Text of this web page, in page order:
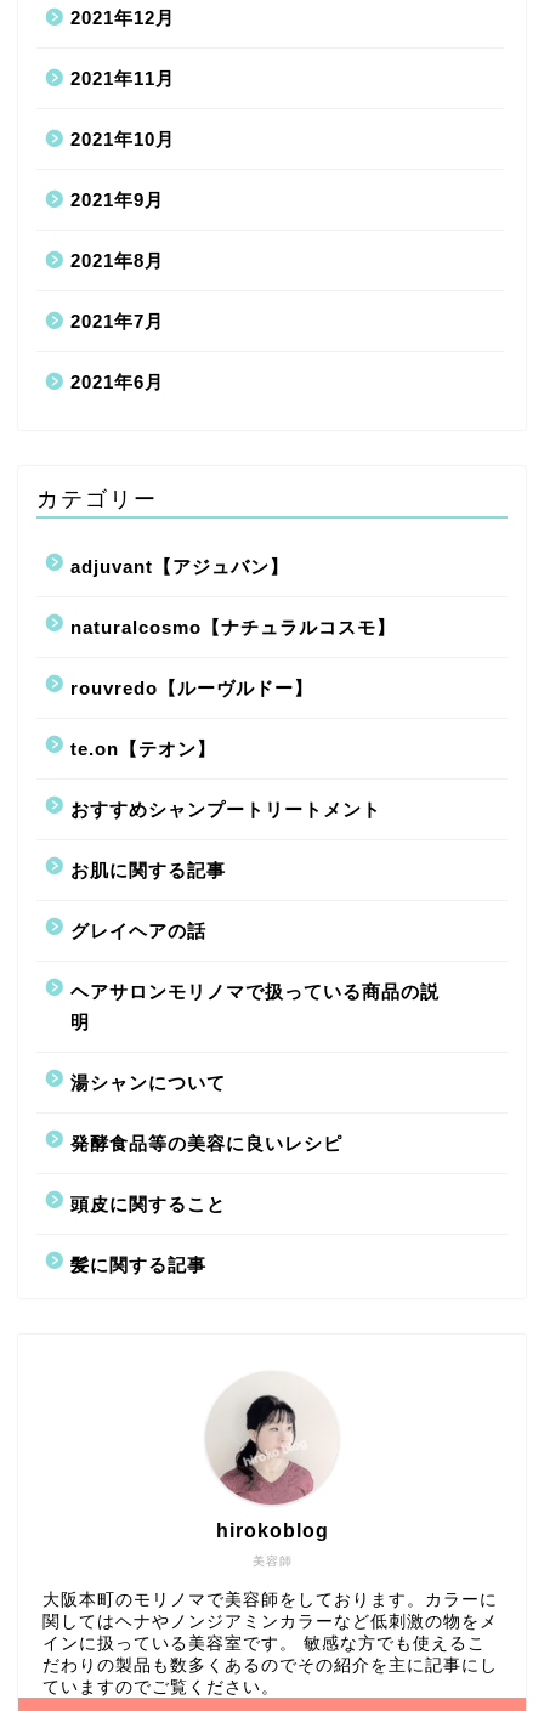
2021年12月
2021年11月
2021年10月
2021年9月
2021年8月
2021年7月
2021年6月
カテゴリー
adjuvant【アジュバン】
naturalcosmo【ナチュラルコスモ】
rouvredo【ルーヴルドー】
te.on【テオン】
おすすめシャンプートリートメント
お肌に関する記事
グレイヘアの話
ヘアサロンモリノマで扱っている商品の説
明
湯シャンについて
発酵食品等の美容に良いレシピ
頭皮に関すること
髪に関する記事
美容師
hirokoblog
大阪本町のモリノマで美容師をしております。カラーに
関してはヘナやノンジアミンカラーなど低刺激の物をメ
インに扱っている美容室です。 敏感な方でも使えるこ
だわりの製品も数多くあるのでその紹介を主に記事にし
ていますのでご覧ください。